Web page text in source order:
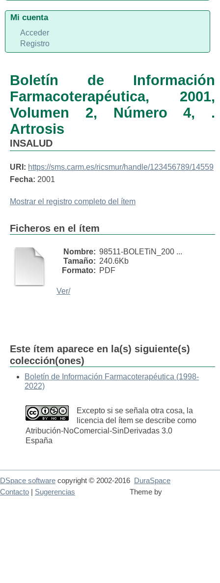
Boletín de Información
Farmacoterapéutica, 2001,
Volumen 2, Número 4, .
Artrosis
INSALUD
URI: https://sms.carm.es/ricsmur/handle/123456789/14559
Fecha: 2001
Mostrar el registro completo del ítem
Ficheros en el ítem
Nombre: 98511-BOLETiN_200 ...
Tamaño: 240.6Kb
Formato: PDF
Ver/
Este ítem aparece en la(s) siguiente(s)
colección(ones)
Boletín de Información Farmacoterapéutica (1998-
2022)
Excepto si se señala otra cosa, la
licencia del ítem se describe como
Atribución-NoComercial-SinDerivadas 3.0
España
Mi cuenta
Acceder
Registro
DSpace software copyright © 2002-2016
DuraSpace
Theme by
Contacto Sugerencias